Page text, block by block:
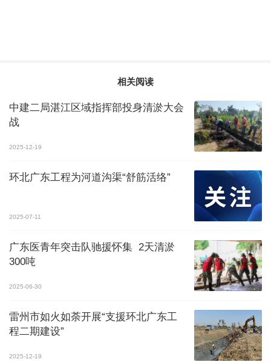
相关阅读
中建二局湛江区域指挥部投身清淤大会
战
2025-12-19
环北广东工程为河道沟渠“舒筋活络”
2025-07-11
广东医青年突击队驰援怀集 2天清淤
300吨
2025-06-30
雷州市如火如荼开展“支援环北广东工
程二期建设”
2025-12-19